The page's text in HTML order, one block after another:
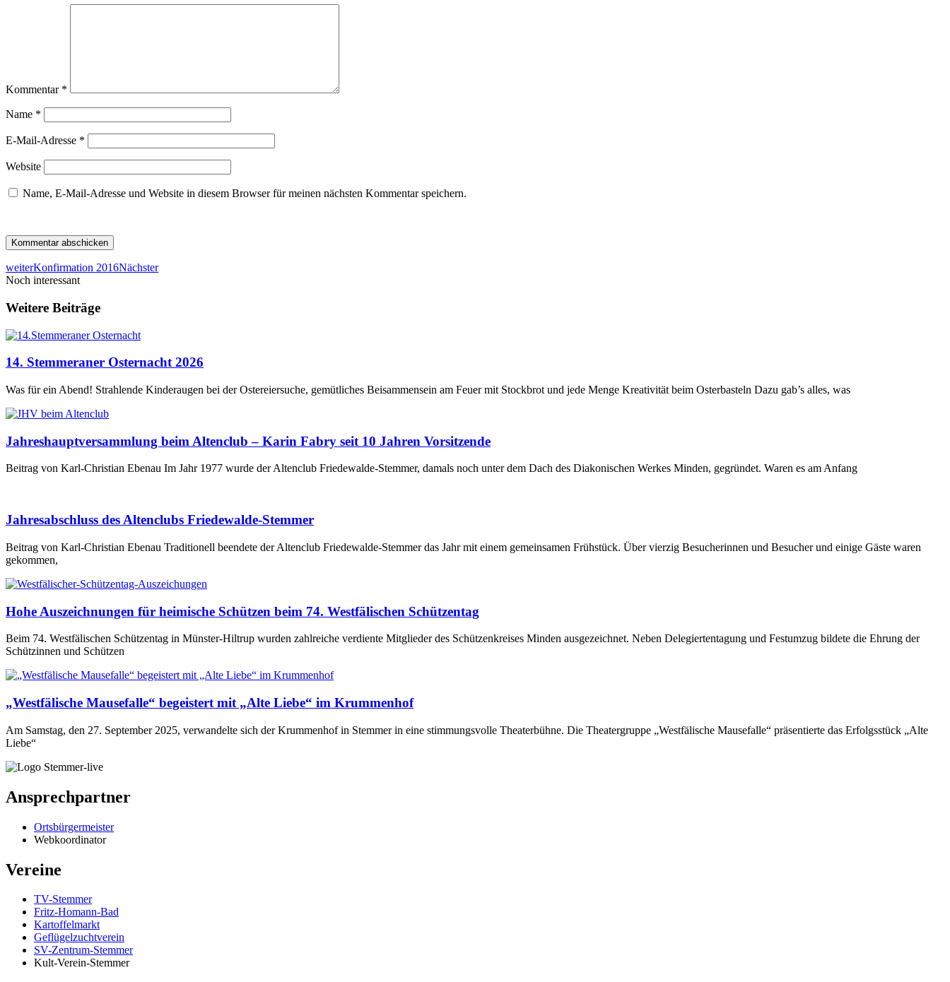
Kommentar *
Name *
E-Mail-Adresse *
Website
Name, E-Mail-Adresse und Website in diesem Browser für meinen nächsten Kommentar speichern.
weiterKonfirmation 2016Nächster
Noch interessant
Weitere Beiträge
14. Stemmeraner Osternacht 2026
Was für ein Abend! Strahlende Kinderaugen bei der Ostereiersuche, gemütliches Beisammensein am Feuer mit Stockbrot und jede Menge Kreativität beim Osterbasteln Dazu gab’s alles, was
Jahreshauptversammlung beim Altenclub – Karin Fabry seit 10 Jahren Vorsitzende
Beitrag von Karl-Christian Ebenau Im Jahr 1977 wurde der Altenclub Friedewalde-Stemmer, damals noch unter dem Dach des Diakonischen Werkes Minden, gegründet. Waren es am Anfang
Jahresabschluss des Altenclubs Friedewalde-Stemmer
Beitrag von Karl-Christian Ebenau Traditionell beendete der Altenclub Friedewalde-Stemmer das Jahr mit einem gemeinsamen Frühstück. Über vierzig Besucherinnen und Besucher und einige Gäste waren
gekommen,
Hohe Auszeichnungen für heimische Schützen beim 74. Westfälischen Schützentag
Beim 74. Westfälischen Schützentag in Münster-Hiltrup wurden zahlreiche verdiente Mitglieder des Schützenkreises Minden ausgezeichnet. Neben Delegiertentagung und Festumzug bildete die Ehrung der
Schützinnen und Schützen
„Westfälische Mausefalle“ begeistert mit „Alte Liebe“ im Krummenhof
Am Samstag, den 27. September 2025, verwandelte sich der Krummenhof in Stemmer in eine stimmungsvolle Theaterbühne. Die Theatergruppe „Westfälische Mausefalle“ präsentierte das Erfolgsstück „Alte
Liebe“
Ansprechpartner
Ortsbürgermeister
Webkoordinator
Vereine
TV-Stemmer
Fritz-Homann-Bad
Kartoffelmarkt
Geflügelzuchtverein
SV-Zentrum-Stemmer
Kult-Verein-Stemmer